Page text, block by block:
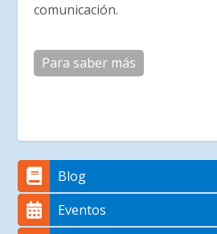
comunicación.
Para saber más
Blog
Eventos